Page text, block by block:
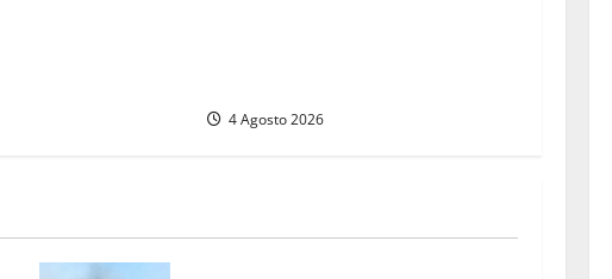
4 Agosto 2026